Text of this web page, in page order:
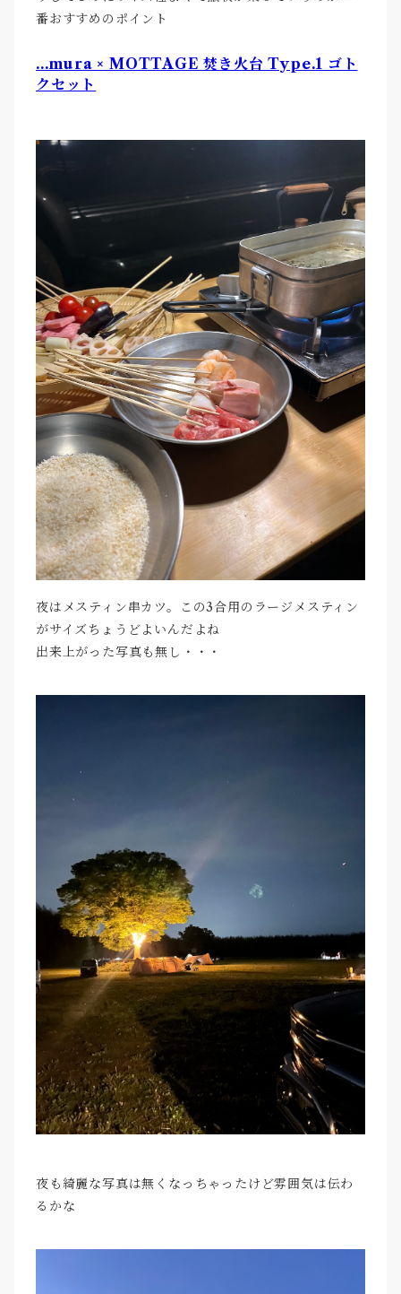
番おすすめのポイント
...mura × MOTTAGE 焚き火台 Type.1 ゴト
クセット
夜はメスティン串カツ。この3合用のラージメスティン
がサイズちょうどよいんだよね
出来上がった写真も無し・・・
夜も綺麗な写真は無くなっちゃったけど雰囲気は伝わ
るかな